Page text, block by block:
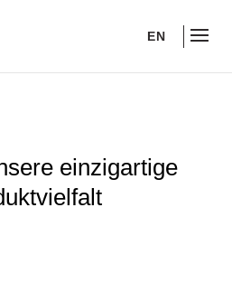
EN
einzigartige